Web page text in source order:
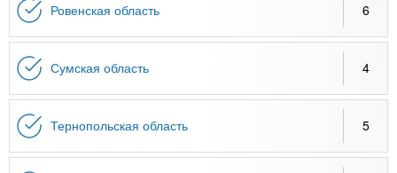
Ровенская область 6
Сумская область 4
Тернопольская область 5